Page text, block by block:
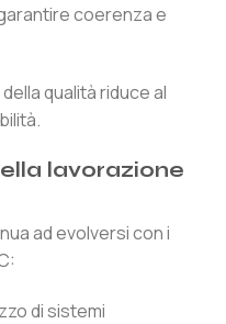
coerenza e
qualità riduce al
lavorazione
ad evolversi con i
di sistemi